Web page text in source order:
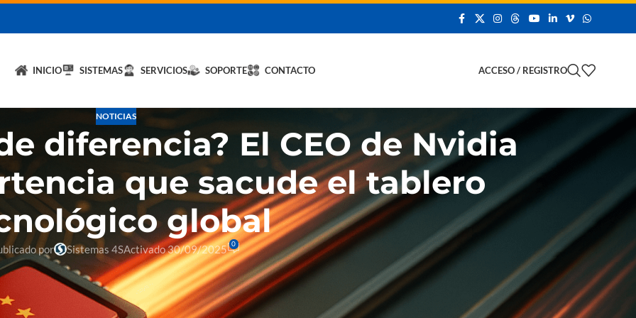
INICIO SISTEMAS SERVICIOS SOPORTE CONTACTO ACCESO / REGISTRO
NOTICIAS
diferencia? El CEO de Nvidia
que sacude el tablero
global
por Sistemas 4SActivado 30/09/2025 0
a solo nanosegundos detrás de EE.UU. en la fabricación de chips”
de IA, Nvidia podría perderlo todo.
PRODUCTOS MEJOR VALORADOS
Lector Imager
Omnidireccional